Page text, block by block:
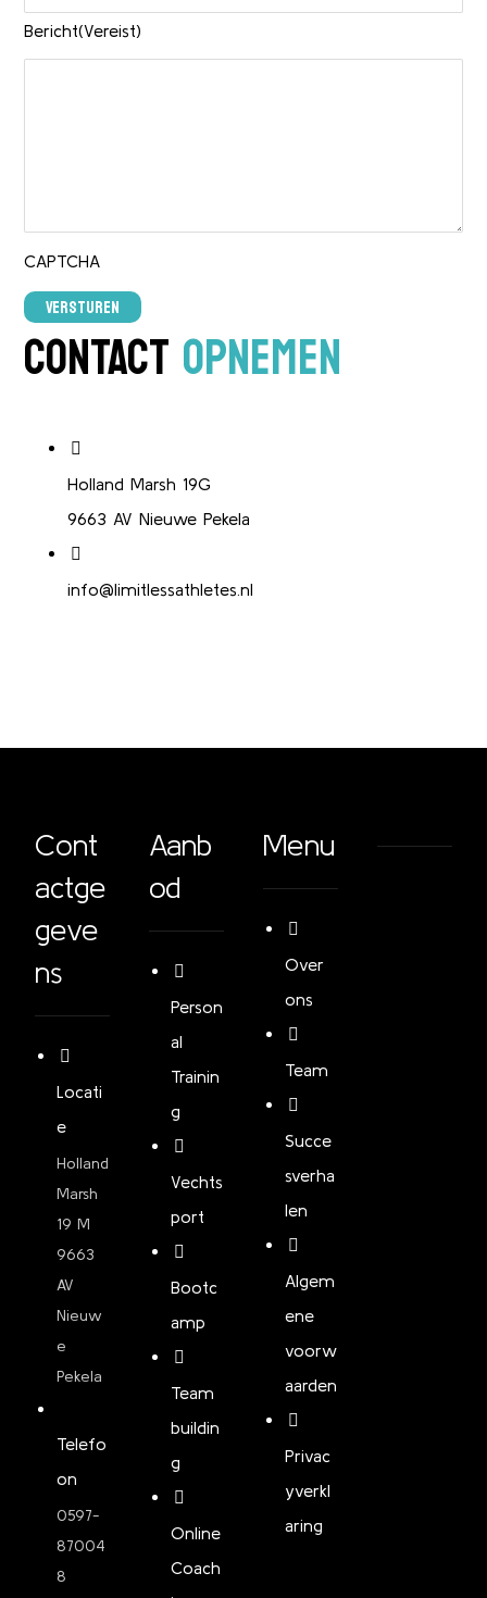
Bericht(Vereist)
CAPTCHA
CONTACTOPNEMEN
Holland Marsh 19G
9663 AV Nieuwe Pekela
info@limitlessathletes.nl
Cont
actge
geve
ns
Locati
e
Holland
Marsh
19 M
9663
AV
Nieuw
e
Pekela
Telefo
on
0597-
87004
8
Aanb
od
Person
al
Trainin
g
Vechts
port
Bootc
amp
Team
buildin
g
Online
Coach
Menu
Over
ons
Team
Succe
sverha
len
Algem
ene
voorw
aarden
Privac
yverkl
aring